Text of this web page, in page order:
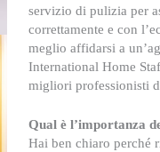
servizio di pulizia per
correttamente e con
meglio affidarsi a
International Home
migliori professionisti
Qual è l’importanza
Hai ben chiaro perché